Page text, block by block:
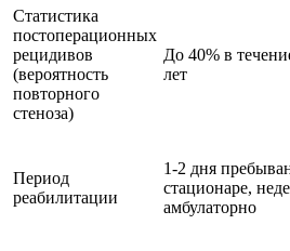
Статистика
постоперационных
рецидивов
(вероятность
повторного
стеноза)
До 40% в
лет
Период
реабилитации
1-2 дня
стационаре,
амбулаторно